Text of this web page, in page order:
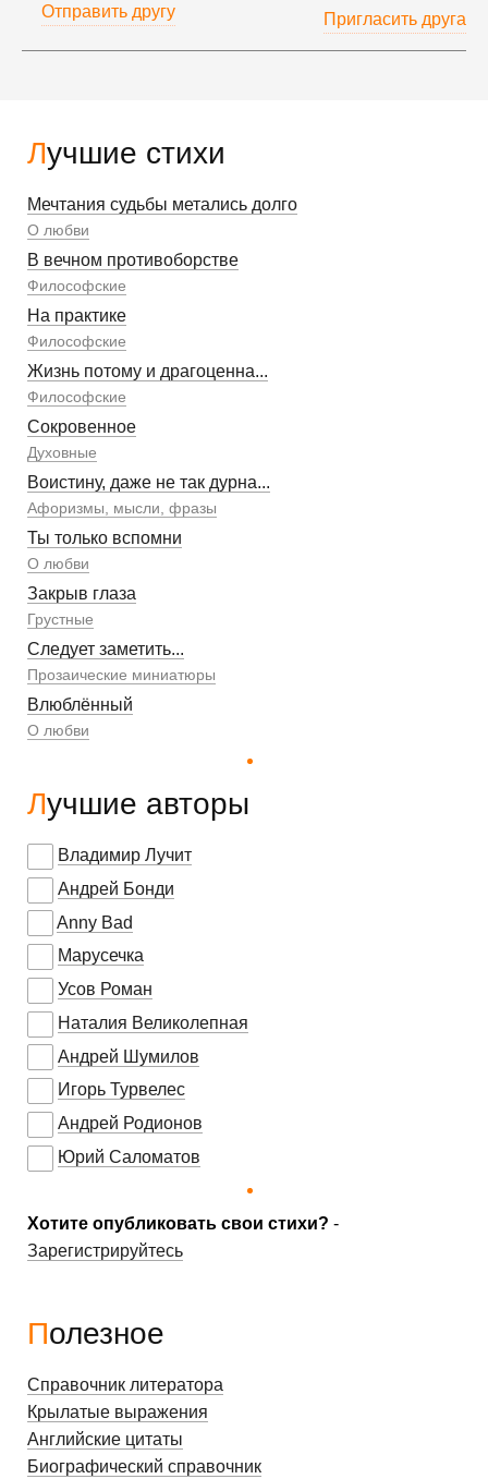
Лучшие стихи
Мечтания судьбы метались долго
О любви
В вечном противоборстве
Философские
На практике
Философские
Жизнь потому и драгоценна...
Философские
Сокровенное
Духовные
Воистину, даже не так дурна...
Афоризмы, мысли, фразы
Ты только вспомни
О любви
Закрыв глаза
Грустные
Следует заметить...
Прозаические миниатюры
Влюблённый
О любви
Лучшие авторы
Владимир Лучит
Андрей Бонди
Anny Bad
Марусечка
Усов Роман
Наталия Великолепная
Андрей Шумилов
Игорь Турвелес
Андрей Родионов
Юрий Саломатов
Хотите опубликовать свои стихи? -
Зарегистрируйтесь
Отправить другу Пригласить друга
Полезное
Справочник литератора
Крылатые выражения
Английские цитаты
Биографический справочник